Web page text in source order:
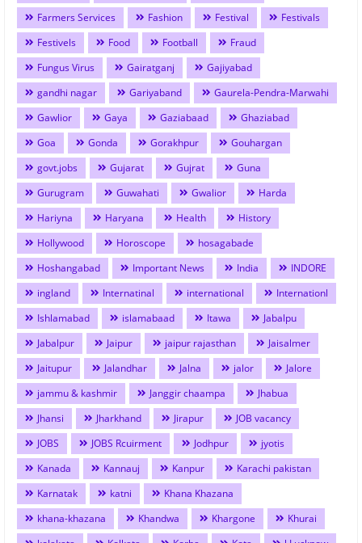
Farmers Services
Fashion Festival
Festivals
Festivels
Food Football
Fraud
Fungus Virus
Gairatganj
Gajiyabad
gandhi nagar
Gariyaband
Gaurela-Pendra-Marwahi
Gawlior
Gaya Gaziabaad
Ghaziabad
Goa
Gonda Gorakhpur
Gouhargan
govt.jobs
Gujarat Gujrat
Guna
Gurugram
Guwahati Gwalior
Harda
Hariyna
Haryana Health
History
Hollywood
Horoscope
hosagabade
Hoshangabad
Important News India
INDORE
ingland
Internatinal international
Internationl
Ishlamabad
islamabaad Itawa
Jabalpu
Jabalpur
Jaipur jaipur rajasthan
Jaisalmer
Jaitupur
Jalandhar Jalna jalor
Jalore
jammu & kashmir
Janggir chaampa
Jhabua
Jhansi
Jharkhand Jirapur
JOB vacancy
JOBS
JOBS Rcuirment Jodhpur
jyotis
Kanada
Kannauj Kanpur
Karachi pakistan
Karnatak
katni
Khana Khazana
khana-khazana
Khandwa Khargone
Khurai